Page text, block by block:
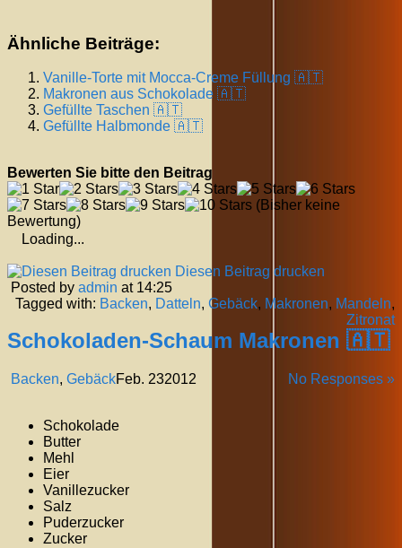
Ähnliche Beiträge:
Vanille-Torte mit Mocca-Creme Füllung 🇦🇹
Makronen aus Schokolade 🇦🇹
Gefüllte Taschen 🇦🇹
Gefüllte Halbmonde 🇦🇹
Bewerten Sie bitte den Beitrag
(Bisher keine
Bewertung)
Loading...
Diesen Beitrag drucken
Posted by admin at 14:25
Tagged with: Backen, Datteln, Gebäck, Makronen, Mandeln,
Zitronat
Schokoladen-Schaum Makronen 🇦🇹
Backen, Gebäck No Responses »
Feb. 232012
Schokolade
Butter
Mehl
Eier
Vanillezucker
Salz
Puderzucker
Zucker